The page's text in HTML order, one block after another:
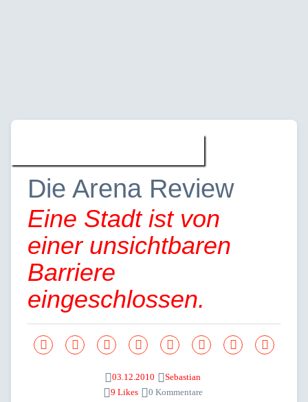
Die Arena Review
Eine Stadt ist von
einer unsichtbaren
Barriere
eingeschlossen.
03.12.2010
Sebastian
9 Likes
0 Kommentare